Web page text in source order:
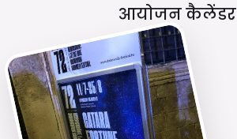
आयोजन कैलेंडर